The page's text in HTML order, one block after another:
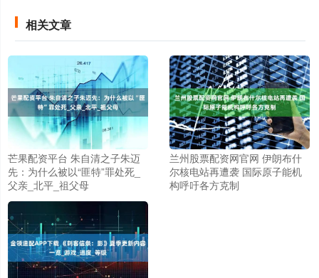
相关文章
芒果配资平台 朱自清之子朱迈
先：为什么被以“匪特”罪处死_
父亲_北平_祖父母
兰州股票配资网官网 伊朗布什
尔核电站再遭袭 国际原子能机
构呼吁各方克制